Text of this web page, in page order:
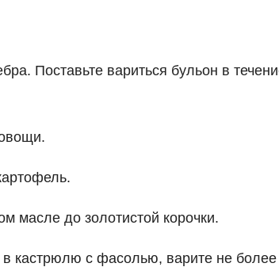
Поставьте вариться бульон в
масле до золотистой корочки.
кастрюлю с фасолью, варите не более